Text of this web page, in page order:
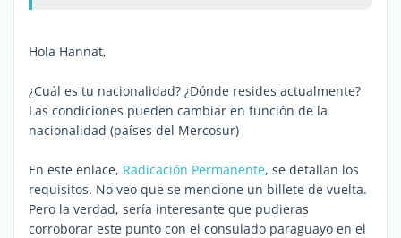
Hola Hannat,
¿Cuál es tu nacionalidad? ¿Dónde resides actualmente?
Las condiciones pueden cambiar en función de la
nacionalidad (países del Mercosur)
En este enlace, Radicación Permanente, se detallan los
requisitos. No veo que se mencione un billete de vuelta.
Pero la verdad, sería interesante que pudieras
corroborar este punto con el consulado paraguayo en el